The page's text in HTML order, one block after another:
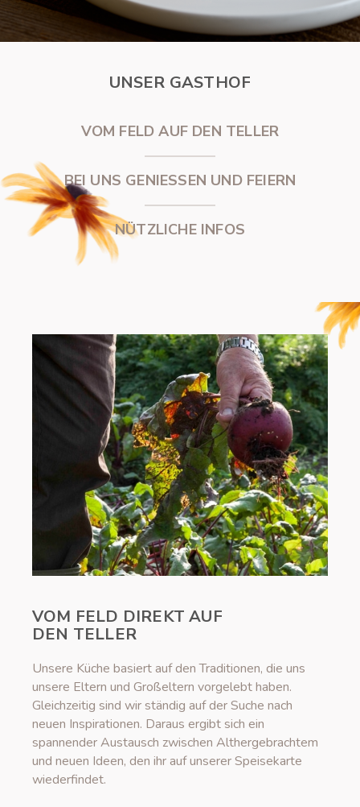
UNSER GASTHOF
VOM FELD AUF DEN TELLER
BEI UNS GENIESSEN UND FEIERN
NÜTZLICHE INFOS
VOM FELD DIREKT AUF
DEN TELLER
Unsere Küche basiert auf den Traditionen, die uns
unsere Eltern und Großeltern vorgelebt haben.
Gleichzeitig sind wir ständig auf der Suche nach
neuen Inspirationen. Daraus ergibt sich ein
spannender Austausch zwischen Althergebrachtem
und neuen Ideen, den ihr auf unserer Speisekarte
wiederfindet.